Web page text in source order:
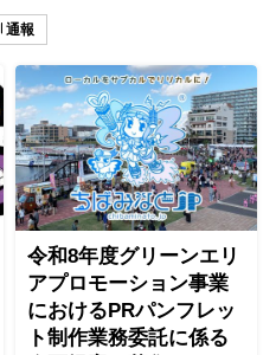
通報
令和8年度グリーンエリ
アプロモーション事業
におけるPRパンフレッ
ト制作業務委託に係る